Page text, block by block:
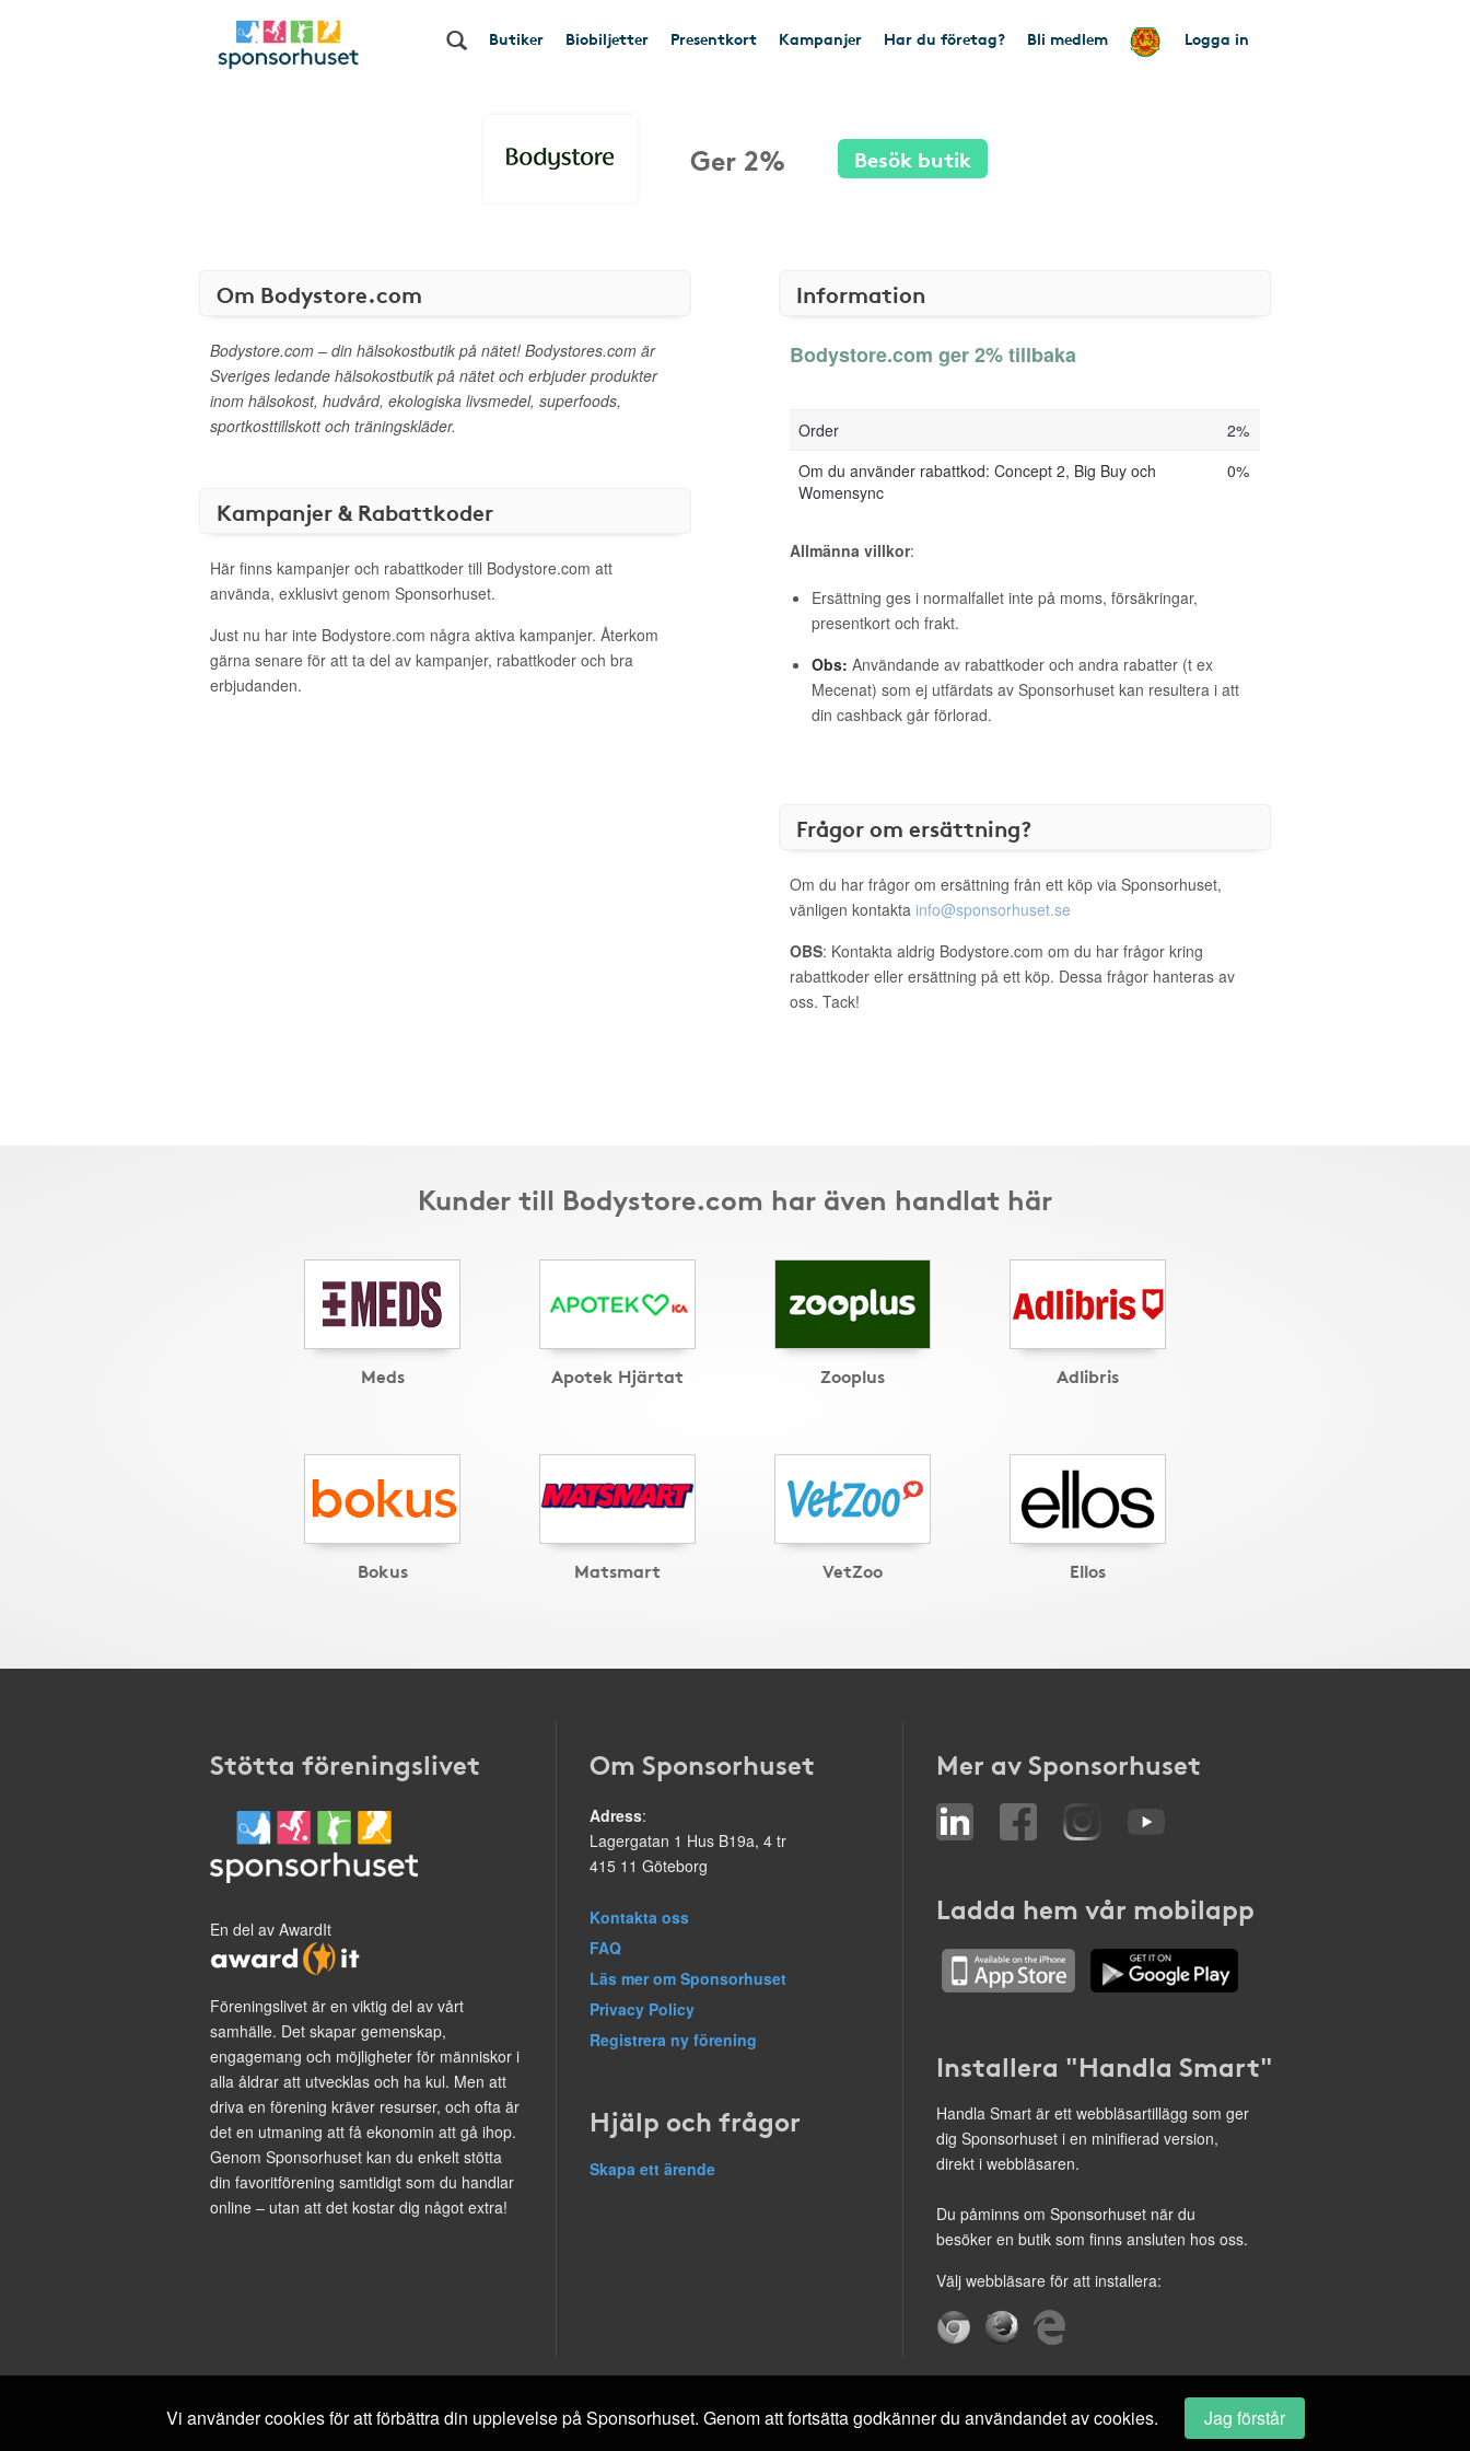
Butiker Biobiljetter Presentkort Kampanjer Har du företag? Bli medlem Logga in
Ger 2% Besök butik
Om Bodystore.com
Bodystore.com – din hälsokostbutik på nätet! Bodystores.com är
Sveriges ledande hälsokostbutik på nätet och erbjuder produkter
inom hälsokost, hudvård, ekologiska livsmedel, superfoods,
sportkosttillskott och träningskläder.
Kampanjer & Rabattkoder
Här finns kampanjer och rabattkoder till Bodystore.com att
använda, exklusivt genom Sponsorhuset.
Just nu har inte Bodystore.com några aktiva kampanjer. Återkom
gärna senare för att ta del av kampanjer, rabattkoder och bra
erbjudanden.
Information
Bodystore.com ger 2% tillbaka
Order
2%
Om du använder rabattkod: Concept 2, Big Buy och
Womensync
0%
Allmänna villkor:
Ersättning ges i normalfallet inte på moms, försäkringar,
presentkort och frakt.
Obs: Användande av rabattkoder och andra rabatter (t ex
Mecenat) som ej utfärdats av Sponsorhuset kan resultera i att
din cashback går förlorad.
Frågor om ersättning?
Om du har frågor om ersättning från ett köp via Sponsorhuset,
vänligen kontakta info@sponsorhuset.se
OBS: Kontakta aldrig Bodystore.com om du har frågor kring
rabattkoder eller ersättning på ett köp. Dessa frågor hanteras av
oss. Tack!
Kunder till Bodystore.com har även handlat här
Meds Apotek Hjärtat Zooplus Adlibris
Bokus Matsmart VetZoo Ellos
Stötta föreningslivet
En del av AwardIt
Föreningslivet är en viktig del av vårt
samhälle. Det skapar gemenskap,
engagemang och möjligheter för människor i
alla åldrar att utvecklas och ha kul. Men att
driva en förening kräver resurser, och ofta är
det en utmaning att få ekonomin att gå ihop.
Genom Sponsorhuset kan du enkelt stötta
din favoritförening samtidigt som du handlar
online – utan att det kostar dig något extra!
Om Sponsorhuset
Adress:
Lagergatan 1 Hus B19a, 4 tr
415 11 Göteborg
Kontakta oss
FAQ
Läs mer om Sponsorhuset
Privacy Policy
Registrera ny förening
Hjälp och frågor
Skapa ett ärende
Mer av Sponsorhuset
Ladda hem vår mobilapp
Installera "Handla Smart"
Handla Smart är ett webbläsartillägg som ger
dig Sponsorhuset i en minifierad version,
direkt i webbläsaren.
Du påminns om Sponsorhuset när du
besöker en butik som finns ansluten hos oss.
Välj webbläsare för att installera:
Vi använder cookies för att förbättra din upplevelse på Sponsorhuset. Genom att fortsätta godkänner du användandet av cookies. Jag förstår